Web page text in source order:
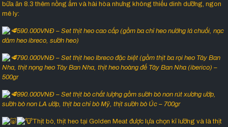
bữa ăn 8.3 thêm nồng ấm và hài hòa nhưng không thiếu dinh dưỡng, ngon
mê ly:
590.000VNĐ – Set thịt heo cao cấp (gồm ba chỉ heo nướng lá chuối, nạc
dăm heo ibreco, sườn heo)
790.000VNĐ – Set thịt heo Ibreco đặc biệt (gồm thịt ba rọi heo Tây Ban
Nha, thịt nọng heo Tây Ban Nha, thịt heo hoàng đế Tây Ban Nha (iberico) –
500gr
990.000VNĐ – Set thịt bò chất lượng gồm sườn bò non rút xương ướp,
sườn bò non LA ướp, thịt ba chỉ bò Mỹ, thịt sườn bò Úc – 700gr
Thịt bò, thịt heo tại Golden Meat được lựa chọn kĩ lưỡng và là thịt